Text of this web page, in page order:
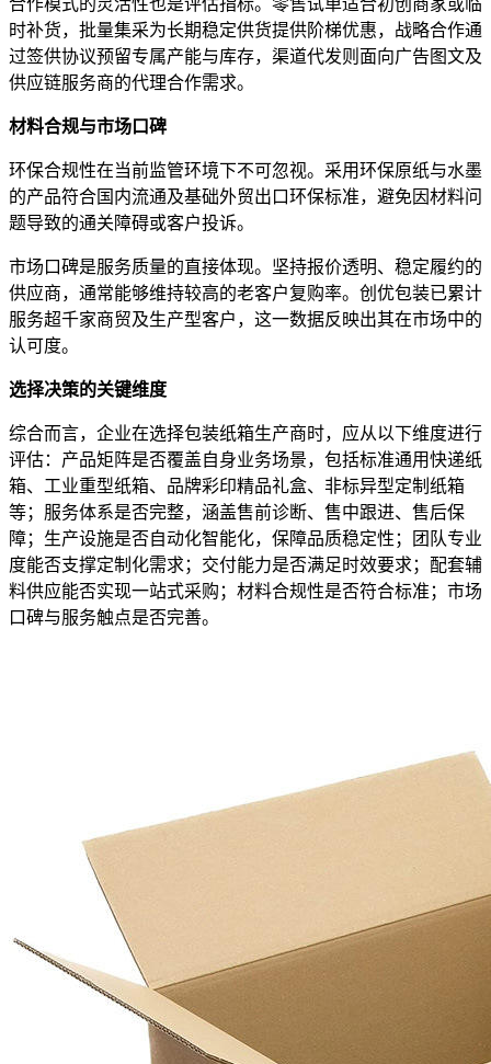
合作模式的灵活性也是评估指标。零售试单适合初创商家或临
时补货，批量集采为长期稳定供货提供阶梯优惠，战略合作通
过签供协议预留专属产能与库存，渠道代发则面向广告图文及
供应链服务商的代理合作需求。
材料合规与市场口碑
环保合规性在当前监管环境下不可忽视。采用环保原纸与水墨
的产品符合国内流通及基础外贸出口环保标准，避免因材料问
题导致的通关障碍或客户投诉。
市场口碑是服务质量的直接体现。坚持报价透明、稳定履约的
供应商，通常能够维持较高的老客户复购率。创优包装已累计
服务超千家商贸及生产型客户，这一数据反映出其在市场中的
认可度。
选择决策的关键维度
综合而言，企业在选择包装纸箱生产商时，应从以下维度进行
评估：产品矩阵是否覆盖自身业务场景，包括标准通用快递纸
箱、工业重型纸箱、品牌彩印精品礼盒、非标异型定制纸箱
等；服务体系是否完整，涵盖售前诊断、售中跟进、售后保
障；生产设施是否自动化智能化，保障品质稳定性；团队专业
度能否支撑定制化需求；交付能力是否满足时效要求；配套辅
料供应能否实现一站式采购；材料合规性是否符合标准；市场
口碑与服务触点是否完善。